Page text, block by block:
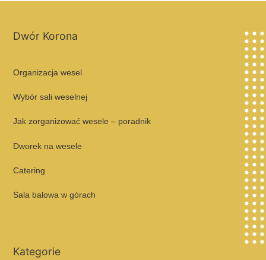
Dwór Korona
Organizacja wesel
Wybór sali weselnej
Jak zorganizować wesele – poradnik
Dworek na wesele
Catering
Sala balowa w górach
Kategorie